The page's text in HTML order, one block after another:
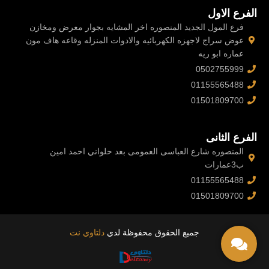
-
f
الفرع الاول
فرع المول الجديد المنصوره اخر المشايه بجوار معرض ومخازن
عوض سراج لاجهزه الكهربائيه والادوات المنزله وقاعه هاف مون
عماره ابو ريه
0502755999
01155565488
01501809700
الفرع الثانى
المنصوره شارع العباسى العمومى بعد حلواني احمد امين
ب3عمارات
01155565488
01501809700
جميع الحقوق محفوظة لدي دلتاوي نت